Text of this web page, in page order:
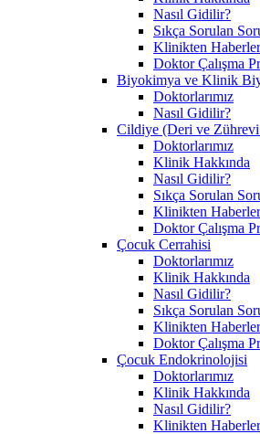
Nasıl Gidilir?
Sıkça Sorulan
Klinikten Haberler
Doktor Çalışma
Biyokimya ve Klinik
Doktorlarımız
Nasıl Gidilir?
Cildiye (Deri ve Zührevi
Doktorlarımız
Klinik Hakkında
Nasıl Gidilir?
Sıkça Sorulan
Klinikten Haberler
Doktor Çalışma
Çocuk Cerrahisi
Doktorlarımız
Klinik Hakkında
Nasıl Gidilir?
Sıkça Sorulan
Klinikten Haberler
Doktor Çalışma
Çocuk Endokrinolojisi
Doktorlarımız
Klinik Hakkında
Nasıl Gidilir?
Klinikten Haberler